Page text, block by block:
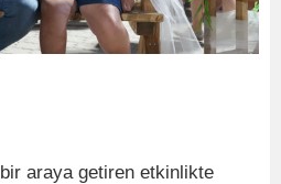
araya getiren etkinlikte